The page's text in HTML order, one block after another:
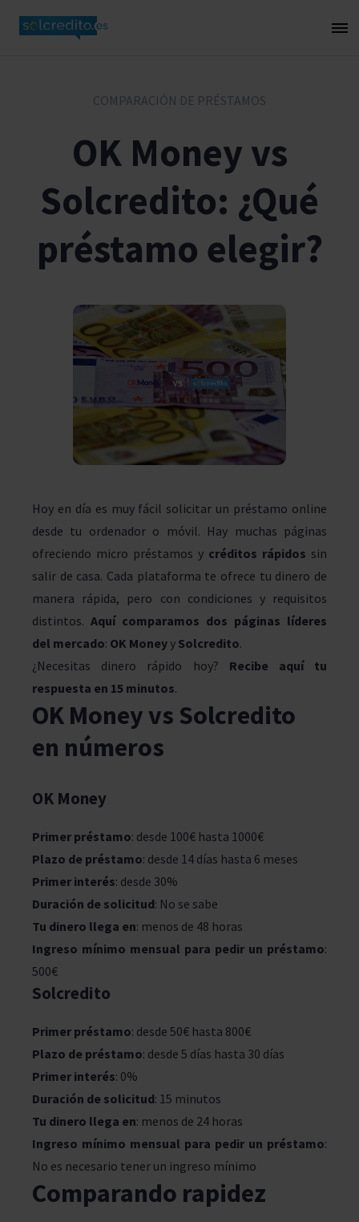
COMPARACIÓN DE PRÉSTAMOS
OK Money vs
Solcredito: ¿Qué
préstamo elegir?
Hoy en día es muy fácil solicitar un préstamo online
desde tu ordenador o móvil. Hay muchas páginas
ofreciendo micro préstamos y créditos rápidos sin
salir de casa. Cada plataforma te ofrece tu dinero de
manera rápida, pero con condiciones y requisitos
distintos. Aquí comparamos dos páginas líderes
del mercado: OK Moneyy Solcredito.
¿Necesitas dinero rápido hoy? Recibe aquí tu
respuesta en 15 minutos.
OK Money vs Solcredito
en números
OK Money
Primer préstamo: desde 100€ hasta 1000€
Plazo de préstamo: desde 14 días hasta 6 meses
Primer interés: desde 30%
Duración de solicitud: No se sabe
Tu dinero llega en: menos de 48 horas
Ingreso mínimo mensual para pedir un préstamo:
500€
Solcredito
Primer préstamo: desde 50€ hasta 800€
Plazo de préstamo: desde 5 días hasta 30 días
Primer interés: 0%
Duración de solicitud: 15 minutos
Tu dinero llega en: menos de 24 horas
Ingreso mínimo mensual para pedir un préstamo:
No es necesario tener un ingreso mínimo
Comparando rapidez